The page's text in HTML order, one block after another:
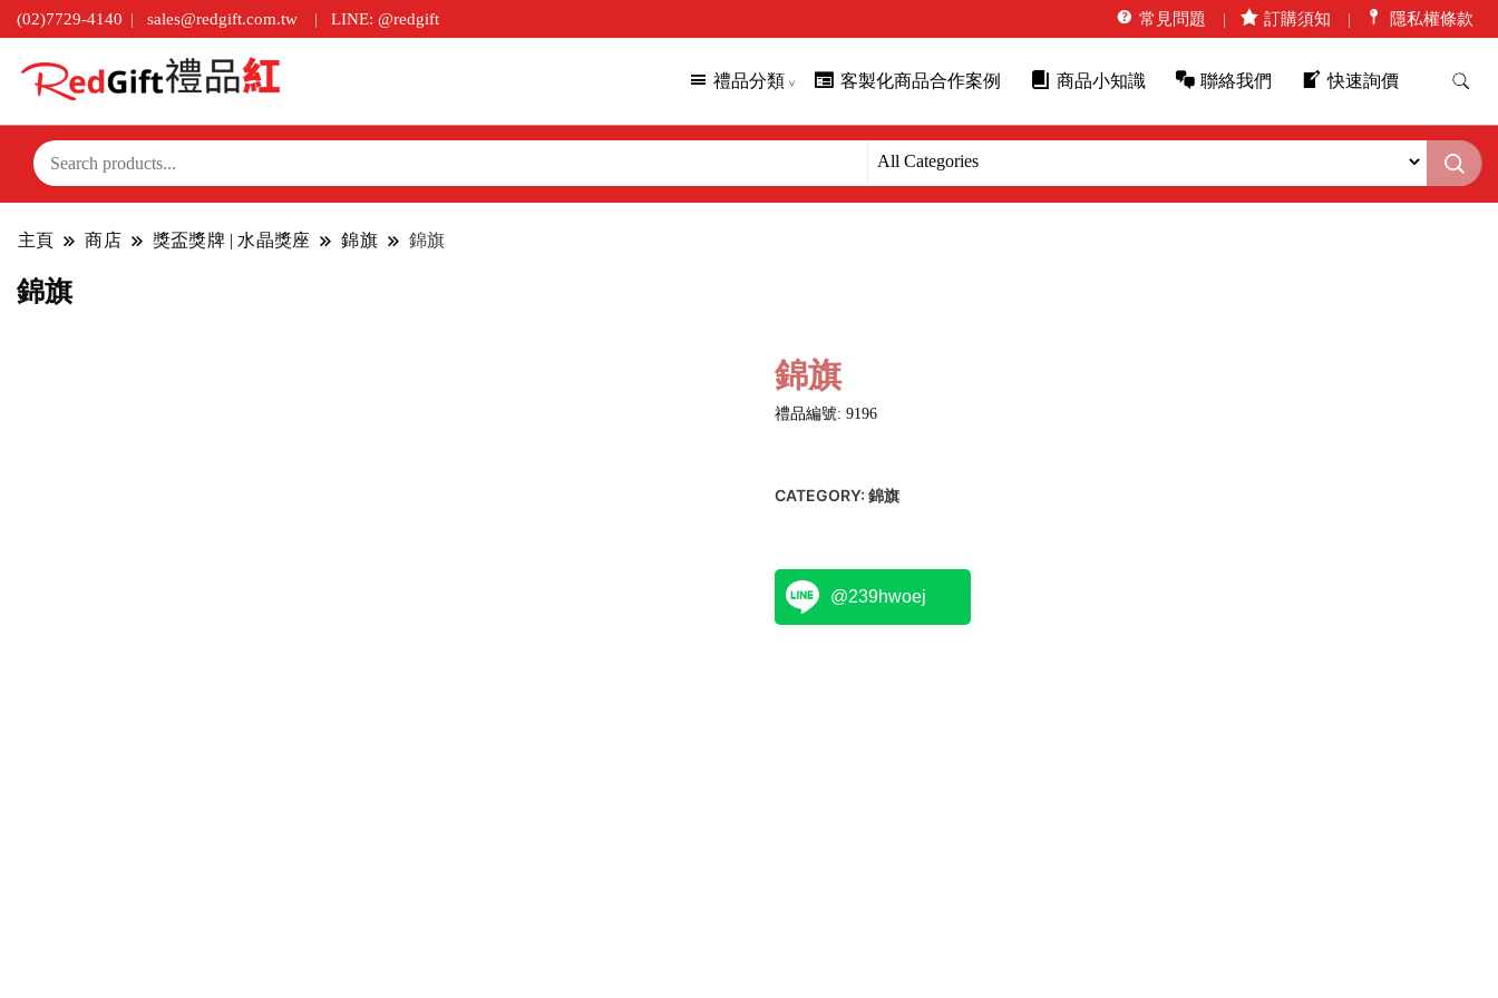
(02)7729-4140 sales@redgift.com.tw LINE: @redgift 常見問題 訂購須知 隱私權條款
禮品分類 客製化商品合作案例 商品小知識 聯絡我們 快速詢價
主頁 商店 獎盃獎牌 | 水晶獎座 錦旗 錦旗
錦旗
錦旗
禮品編號: 9196
CATEGORY:錦旗
@239hwoej